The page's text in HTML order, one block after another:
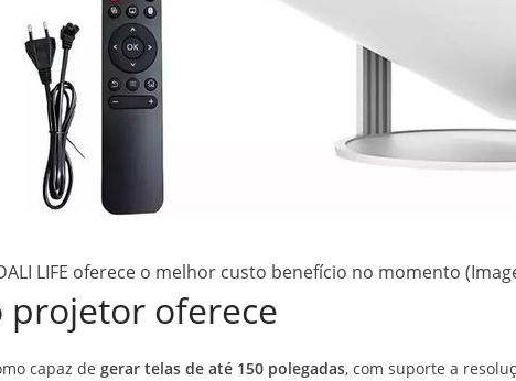
LIFE oferece o melhor custo benefício no momento
projetor oferece
capaz de gerar telas de até 150 polegadas, com suporte a